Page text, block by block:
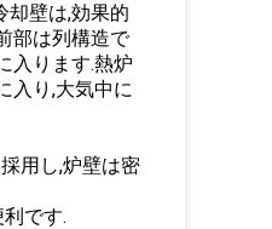
却壁は,効果的
部は列構造で
入ります.熱炉
入り,大気中に
用し,炉壁は密
です.